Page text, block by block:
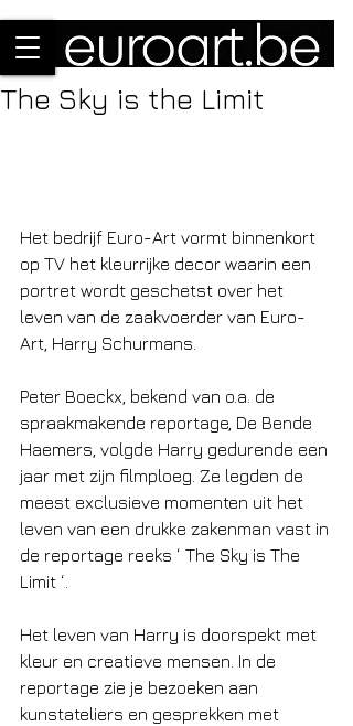
The Sky is the Limit
Het bedrijf Euro-Art vormt binnenkort
op TV het kleurrijke decor waarin een
portret wordt geschetst over het
leven van de zaakvoerder van Euro-
Art, Harry Schurmans.
Peter Boeckx, bekend van o.a. de
spraakmakende reportage, De Bende
Haemers, volgde Harry gedurende een
jaar met zijn filmploeg. Ze legden de
meest exclusieve momenten uit het
leven van een drukke zakenman vast in
de reportage reeks ‘ The Sky is The
Limit ‘.
Het leven van Harry is doorspekt met
kleur en creatieve mensen. In de
reportage zie je bezoeken aan
kunstateliers en gesprekken met